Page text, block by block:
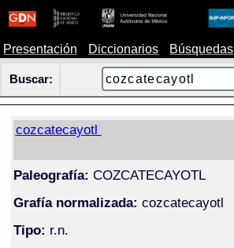
Presentación Diccionarios Búsquedas
Buscar:
cozcatecayotl
Paleografía: COZCATECAYOTL
Grafía normalizada: cozcatecayotl
Tipo: r.n.